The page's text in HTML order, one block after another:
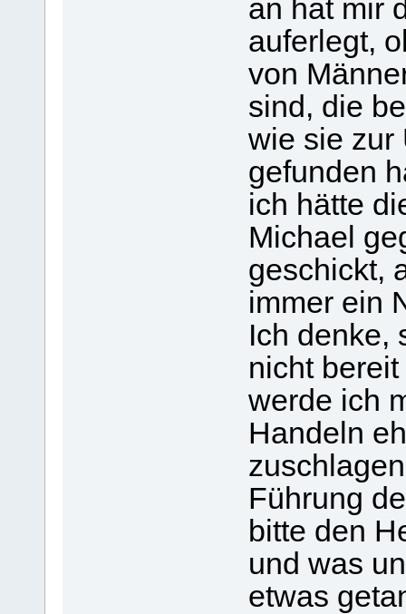
an hat mir
auferlegt,
von
sind, die
wie sie zur
gefunden
ich hätte
Michael
geschickt,
immer ein
Ich denke,
nicht bereit
werde ich
Handeln
Führung
bitte den
und was
etwas